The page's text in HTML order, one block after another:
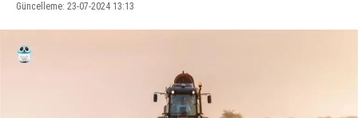
Güncelleme: 23-07-2024 13:13